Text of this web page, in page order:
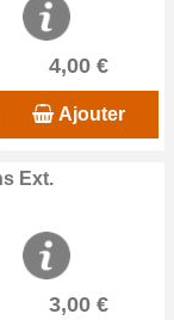
4,00 €
Ajouter
Ext.
3,00 €